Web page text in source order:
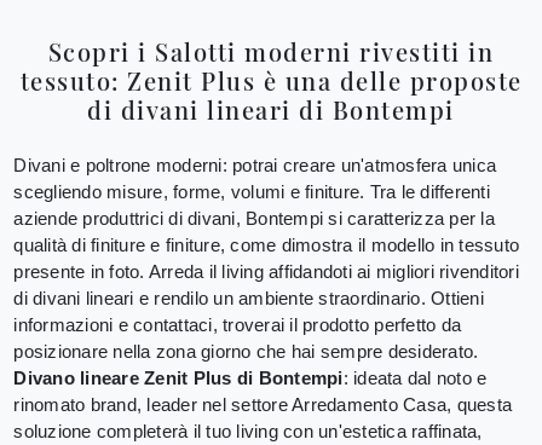
Scopri i Salotti moderni rivestiti in
tessuto: Zenit Plus è una delle proposte
di divani lineari di Bontempi
Divani e poltrone moderni: potrai creare un'atmosfera unica
scegliendo misure, forme, volumi e finiture. Tra le differenti
aziende produttrici di divani, Bontempi si caratterizza per la
qualità di finiture e finiture, come dimostra il modello in tessuto
presente in foto. Arreda il living affidandoti ai migliori rivenditori
di divani lineari e rendilo un ambiente straordinario. Ottieni
informazioni e contattaci, troverai il prodotto perfetto da
posizionare nella zona giorno che hai sempre desiderato.
Divano lineare Zenit Plus di Bontempi: ideata dal noto e
rinomato brand, leader nel settore Arredamento Casa, questa
soluzione completerà il tuo living con un'estetica raffinata,